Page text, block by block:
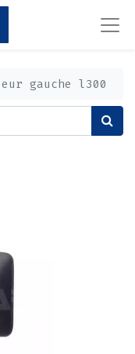
gauche l300